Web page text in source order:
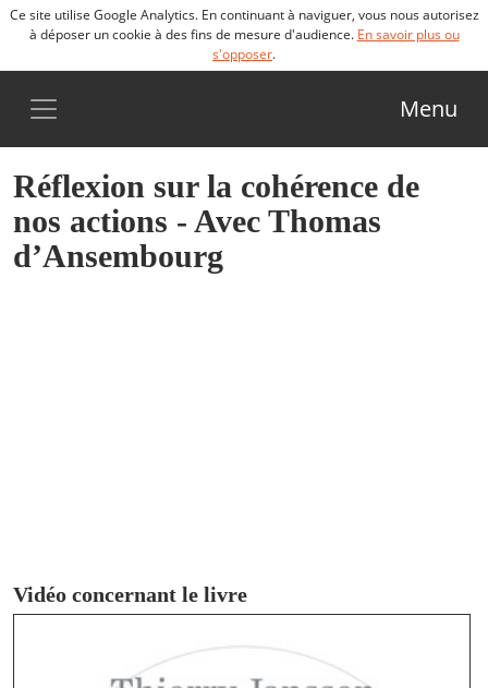
Ce site utilise Google Analytics. En continuant à naviguer, vous nous autorisez
à déposer un cookie à des fins de mesure d'audience. En savoir plus ou
s'opposer.
Menu
Réflexion sur la cohérence de
nos actions - Avec Thomas
d’Ansembourg
Vidéo concernant le livre